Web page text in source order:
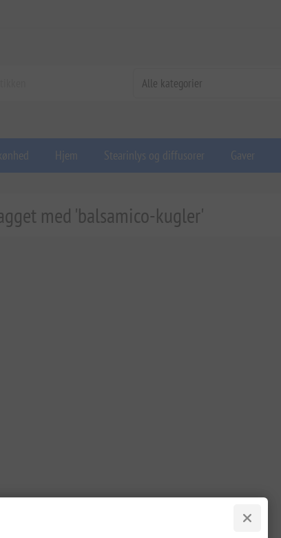
Hjem Stearinlys og diffusorer Gaver
med 'balsamico-kugler'